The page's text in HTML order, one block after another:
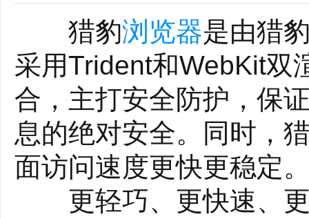
猎豹浏览器是由猎
采用Trident和WebKit双
合，主打安全防护，保
息的绝对安全。同时，
面访问速度更快更稳定
更轻巧、更快速、更